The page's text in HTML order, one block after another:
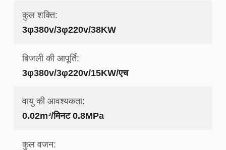
कुल शक्ति:
3φ380v/3φ220v/38KW
बिजली की आपूर्ति:
3φ380v/3φ220v/15KW/एच
वायु की आवश्यकता:
0.02m³/मिनट 0.8MPa
कुल वजन: